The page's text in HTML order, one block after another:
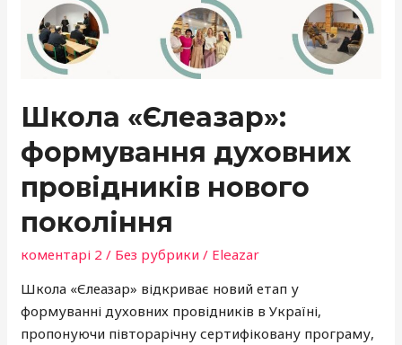
Школа «Єлеазар»:
формування духовних
провідників нового
покоління
коментарі 2 / Без рубрики / Eleazar
Школа «Єлеазар» відкриває новий етап у
формуванні духовних провідників в Україні,
пропонуючи півторарічну сертифіковану програму,
покоління